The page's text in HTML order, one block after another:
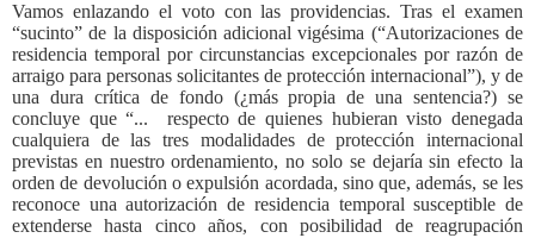
Vamos enlazando el voto con las providencias. Tras el examen
“sucinto” de la disposición adicional vigésima (“Autorizaciones de
residencia temporal por circunstancias excepcionales por razón de
arraigo para personas solicitantes de protección internacional”), y de
una dura crítica de fondo (¿más propia de una sentencia?) se
concluye que “...
respecto de quienes hubieran visto denegada
cualquiera de las tres modalidades de protección internacional
previstas en nuestro ordenamiento, no solo se dejaría sin efecto la
orden de devolución o expulsión acordada, sino que, además, se les
reconoce una autorización de residencia temporal susceptible de
extenderse hasta cinco años, con posibilidad de reagrupación